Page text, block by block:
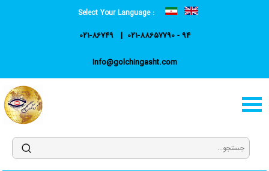
Select Your Language :
021-88657790 - 94
021-86749
Info@golchingasht.com